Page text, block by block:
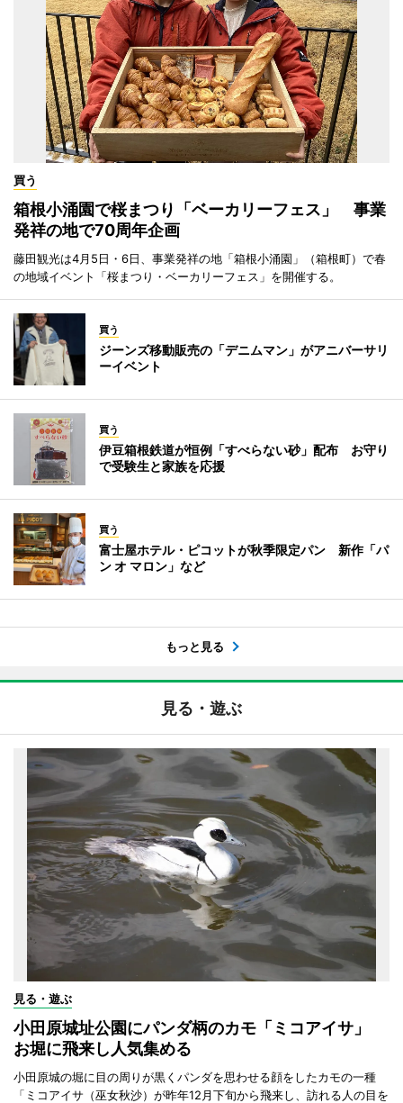
買う
箱根小涌園で桜まつり「ベーカリーフェス」 事業
発祥の地で70周年企画
藤田観光は4月5日・6日、事業発祥の地「箱根小涌園」（箱根町）で春
の地域イベント「桜まつり・ベーカリーフェス」を開催する。
買う
ジーンズ移動販売の「デニムマン」がアニバーサリ
ーイベント
買う
伊豆箱根鉄道が恒例「すべらない砂」配布 お守り
で受験生と家族を応援
買う
富士屋ホテル・ピコットが秋季限定パン 新作「パ
ン オ マロン」など
もっと見る
見る・遊ぶ
見る・遊ぶ
小田原城址公園にパンダ柄のカモ「ミコアイサ」
お堀に飛来し人気集める
小田原城の堀に目の周りが黒くパンダを思わせる顔をしたカモの一種
「ミコアイサ（巫女秋沙）が昨年12月下旬から飛来し、訪れる人の目を